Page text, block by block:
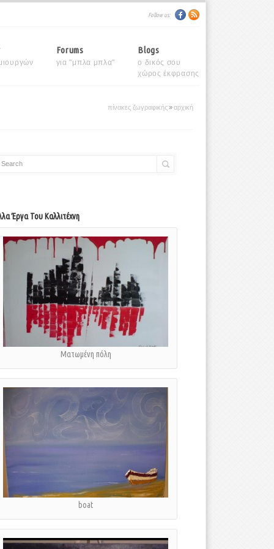
Follow us:
Forums
για "μπλα μπλα"
Blogs
ο δικός σου
χώρος έκφρασης
πίνακες ζωγραφικής»αρχική
Search
Έργα Του Καλλιτέχνη
Ματωμένη πόλη
boat